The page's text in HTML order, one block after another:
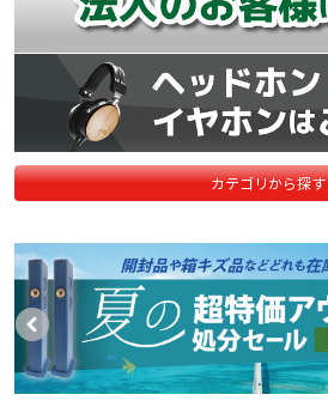
カテゴリから探す